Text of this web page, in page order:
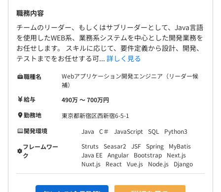
職務内容
チームのリーダー、もしくはサブリーダーとして、Java言語
を使用したWEB系、業務系システムを中心とした開発業務を
お任せします。 スキルに応じて、要件定義から設計、開発、
テストまでをお任せする可... 詳しく見る
職種名
Webアプリケーション開発エンジニア（リーダー候
補）
給与
490万 〜 700万円
勤務地
東京都新宿区西新宿6-5-1
開発環境
Java C＃ JavaScript SQL
Python3
フレームワー
ク
Struts Seasar2 JSF Spring
MyBatis
Java EE Angular Bootstrap
Next.js
Nuxt.js
React Vue.js Node.js Django